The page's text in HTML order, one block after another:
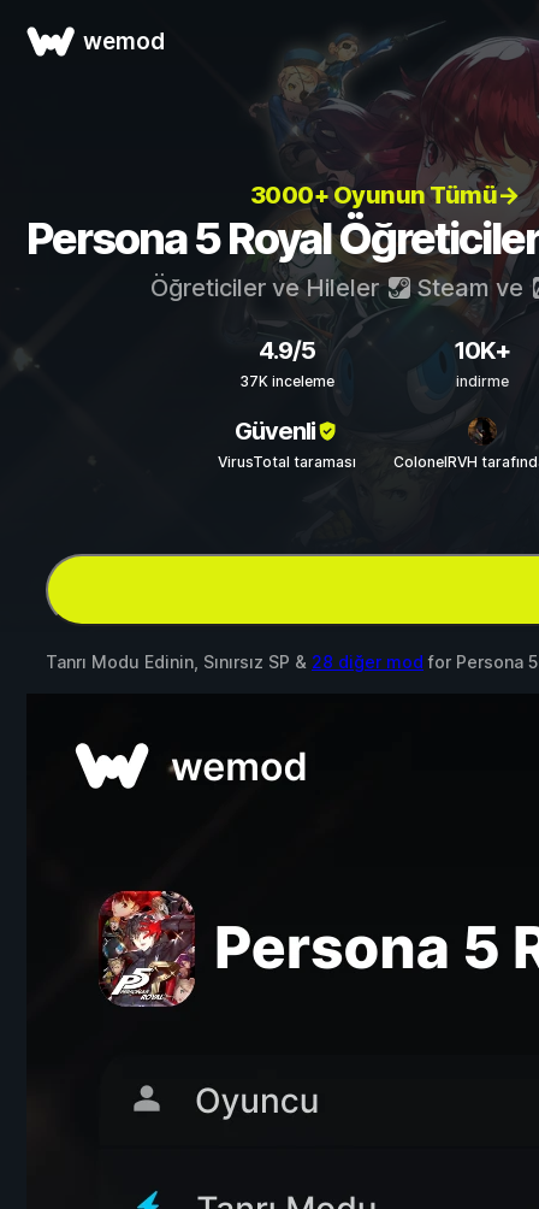
wemod
3000+ Oyunun Tümü→
Persona 5 Royal
Öğreticiler ve Hileler Steam ve
4.9/5
37K inceleme
10K+
indirme
Güvenli
VirusTotal taraması ColonelRVH
Tanrı Modu Edinin, Sınırsız SP & 28 diğer mod for Persona